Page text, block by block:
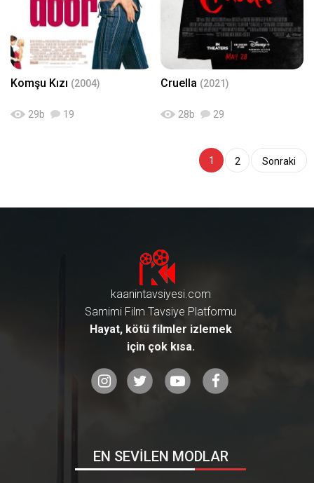
Komşu Kızı (2004)
29b 19
Cruella (2021)
28b 29
1 2 Sonraki
kaanintavsiyesi.com
Samimi Film Tavsiye Platformu
Hayat, kötü filmler izlemek
için çok kısa.
EN SEVİLEN MODLAR